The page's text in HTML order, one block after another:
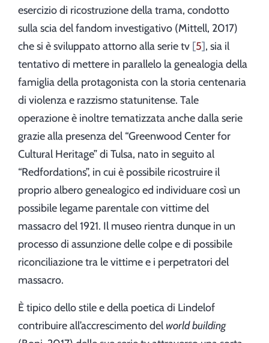
esercizio di ricostruzione della trama, condotto
sulla scia del fandom investigativo (Mittell, 2017)
che si è sviluppato attorno alla serie tv 5 , sia il
tentativo di mettere in parallelo la genealogia della
famiglia della protagonista con la storia centenaria
di violenza e razzismo statunitense. Tale
operazione è inoltre tematizzata anche dalla serie
grazie alla presenza del “Greenwood Center for
Cultural Heritage” di Tulsa, nato in seguito al
“Redfordations”, in cui è possibile ricostruire il
proprio albero genealogico ed individuare così un
possibile legame parentale con vittime del
massacro del 1921. Il museo rientra dunque in un
processo di assunzione delle colpe e di possibile
riconciliazione tra le vittime e i perpetratori del
massacro.
È tipico dello stile e della poetica di Lindelof
contribuire all’accrescimento del world building